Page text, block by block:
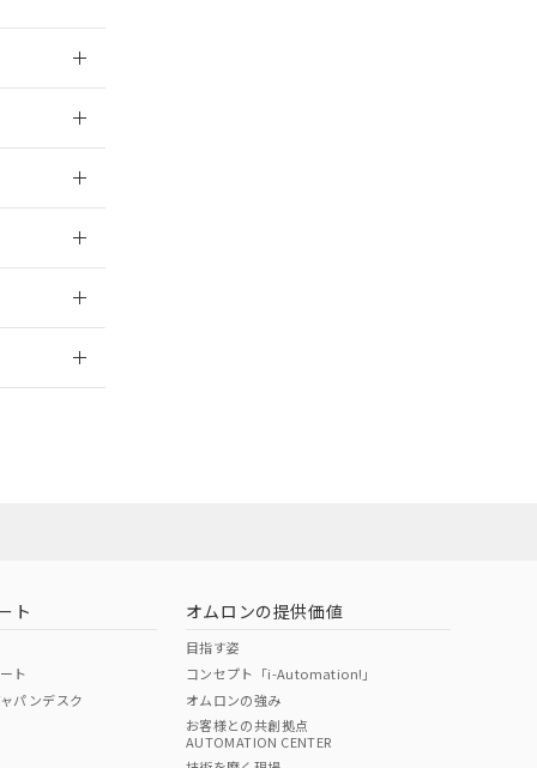
ト
ト
パンデスク
オムロンの提供価値
目指す姿
コンセプト「i-Automation!」
オムロンの強み
お客様との共創拠点
AUTOMATION CENTER